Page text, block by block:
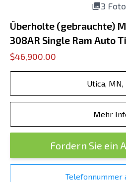
3
Überholte (gebrauchte)
308AR Single Ram Auto
$46,900.00
Utica, MN,
Mehr
Fordern Sie ein
Telefonnummer